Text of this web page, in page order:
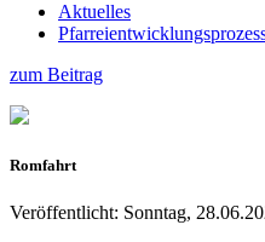
Aktuelles
zum Beitrag
Romfahrt
Veröffentlicht: Sonntag,